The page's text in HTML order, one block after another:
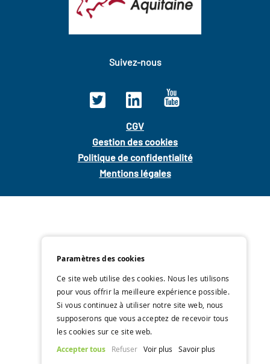
Suivez-nous
CGV
Gestion des cookies
Politique de confidentialité
Mentions légales
Paramètres des cookies
Ce site web utilise des cookies. Nous les utilisons
pour vous offrir la meilleure expérience possible.
Si vous continuez à utiliser notre site web, nous
supposerons que vous acceptez de recevoir tous
les cookies sur ce site web.
Accepter tous Refuser Voir plus Savoir plus